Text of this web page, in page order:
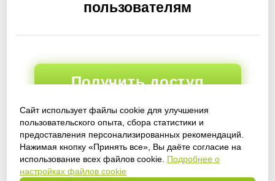
Сайт использует файлы cookie для улучшения
пользовательского опыта, сбора статистики и
предоставления персонализированных рекомендаций.
Нажимая кнопку «Принять все», Вы даёте согласие на
использование всех файлов cookie. Подробнее о
настройках файлов cookie
пользователям
Получить доступ
Войти